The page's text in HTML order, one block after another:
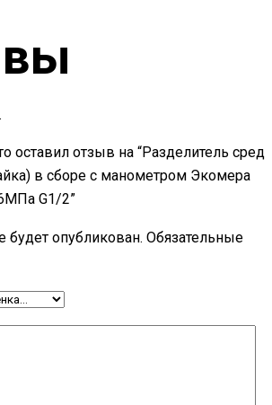
оставил отзыв на “Разделитель сред
в сборе с манометром Экомера
G1/2”
будет опубликован. Обязательные